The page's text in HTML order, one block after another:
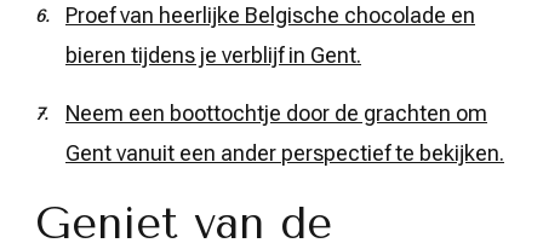
Proef van heerlijke Belgische chocolade en
bieren tijdens je verblijf in Gent.
Neem een boottochtje door de grachten om
Gent vanuit een ander perspectief te bekijken.
Geniet van de